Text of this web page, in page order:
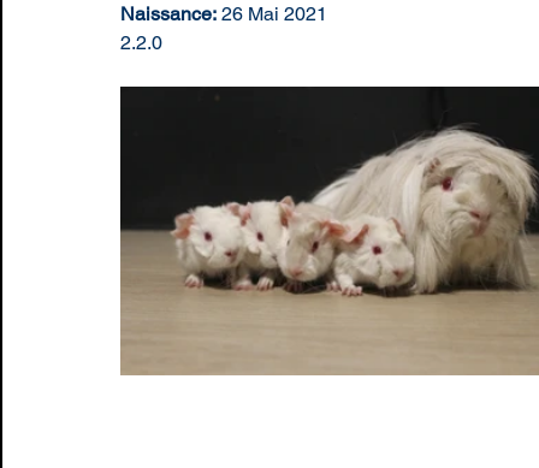
Naissance: 26 Mai 2021
2.2.0